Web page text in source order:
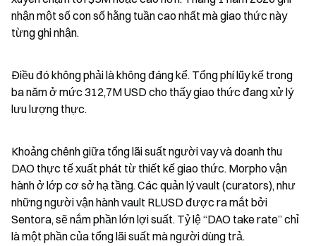
nhận một số con số hằng tuần cao nhất mà giao thức này
từng ghi nhận.
Điều đó không phải là không đáng kể. Tổng phí lũy kế trong
ba năm ở mức 312,7M USD cho thấy giao thức đang xử lý
lưu lượng thực.
Khoảng chênh giữa tổng lãi suất người vay và doanh thu
DAO thực tế xuất phát từ thiết kế giao thức. Morpho vận
hành ở lớp cơ sở hạ tầng. Các quản lý vault (curators), như
những người vận hành vault RLUSD được ra mắt bởi
Sentora, sẽ nắm phần lớn lợi suất. Tỷ lệ “DAO take rate” chỉ
là một phần của tổng lãi suất mà người dùng trả.